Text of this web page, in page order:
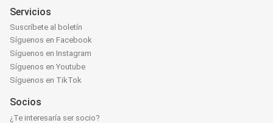
Servicios
Suscríbete al boletín
Síguenos en Facebook
Síguenos en Instagram
Síguenos en Youtube
Síguenos en TikTok
Socios
¿Te interesaría ser socio?